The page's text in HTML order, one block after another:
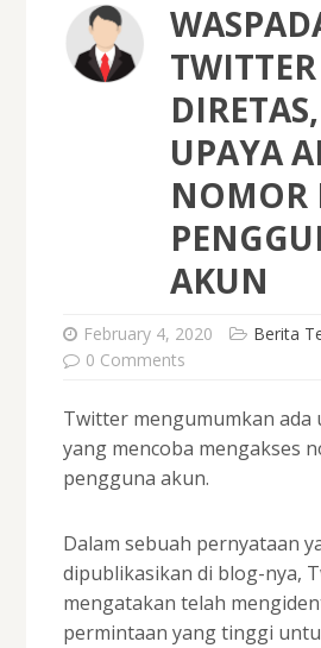
TWITTER
UPAYA
NOMOR
AKUN
February 4, 2020 Berita
0 Comments
Twitter mengumumkan ada
yang mencoba mengakses
pengguna akun.
Dalam sebuah pernyataan
dipublikasikan di blog-nya,
mengatakan telah
permintaan yang tinggi